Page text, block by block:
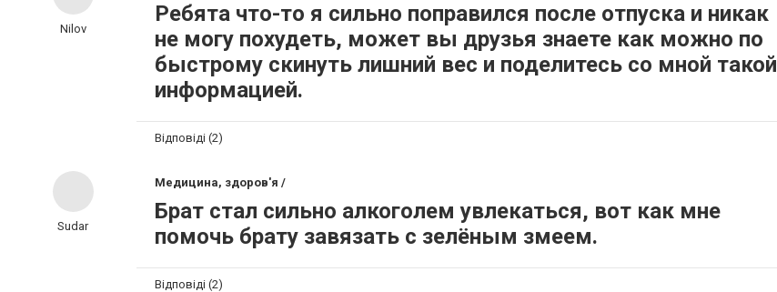
Nilov
Ребята что-то я сильно поправился после отпуска и никак
не могу похудеть, может вы друзья знаете как можно по
быстрому скинуть лишний вес и поделитесь со мной такой
информацией.
Відповіді (2)
Sudar
Медицина, здоров'я /
Брат стал сильно алкоголем увлекаться, вот как мне
помочь брату завязать с зелёным змеем.
Відповіді (2)